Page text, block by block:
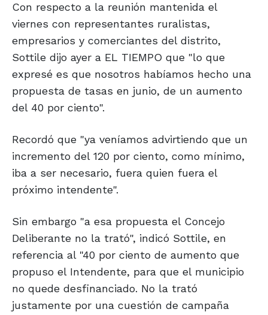
Con respecto a la reunión mantenida el
viernes con representantes ruralistas,
empresarios y comerciantes del distrito,
Sottile dijo ayer a EL TIEMPO que "lo que
expresé es que nosotros habíamos hecho una
propuesta de tasas en junio, de un aumento
del 40 por ciento".
Recordó que "ya veníamos advirtiendo que un
incremento del 120 por ciento, como mínimo,
iba a ser necesario, fuera quien fuera el
próximo intendente".
Sin embargo "a esa propuesta el Concejo
Deliberante no la trató", indicó Sottile, en
referencia al "40 por ciento de aumento que
propuso el Intendente, para que el municipio
no quede desfinanciado. No la trató
justamente por una cuestión de campaña